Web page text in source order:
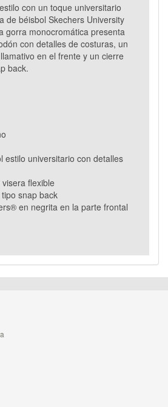
con un toque universitario
de béisbol Skechers University
gorra monocromática presenta
con detalles de costuras, un
en el frente y un cierre
back.
estilo universitario con detalles
flexible
snap back
en negrita en la parte frontal